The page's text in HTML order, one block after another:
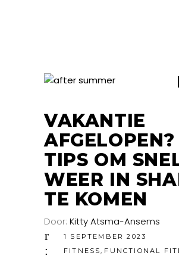
VAKANTIE
TIPS OM
WEER IN
TE KOMEN
Door: Kitty Atsma-Ansems
1 SEPTEMBER 2023
FITNESS, FUNCTIONAL